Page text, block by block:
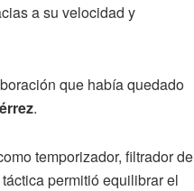
a su velocidad y
que había quedado
.
temporizador, filtrador de
permitió equilibrar el